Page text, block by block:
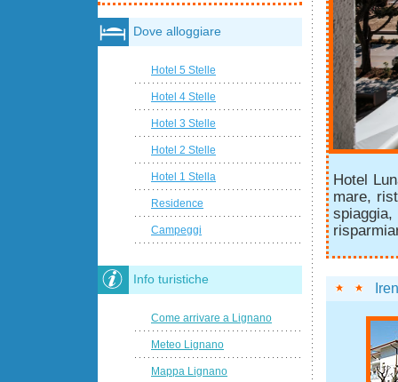
Hotel
mare,
Dove alloggiare
Hotel 5 Stelle
Hotel 4 Stelle
Hotel 3 Stelle
Hotel 2 Stelle
Hotel 1 Stella
Residence
Campeggi
Info turistiche
Come arrivare a Lignano
Meteo Lignano
Mappa Lignano